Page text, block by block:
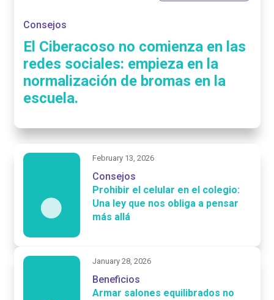
Consejos
El Ciberacoso no comienza en las
redes sociales: empieza en la
normalización de bromas en la
escuela.
February 13, 2026
Consejos
Prohibir el celular en el colegio:
Una ley que nos obliga a pensar
más allá
January 28, 2026
Beneficios
Armar salones equilibrados no